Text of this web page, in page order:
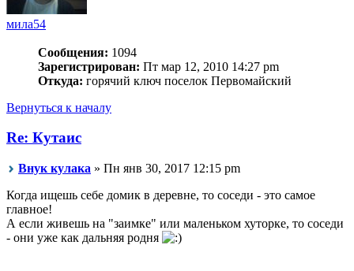
мила54
Сообщения: 1094
Зарегистрирован: Пт мар 12, 2010 14:27 pm
Откуда: горячий ключ поселок Первомайский
Вернуться к началу
Re: Кутаис
Внук кулака » Пн янв 30, 2017 12:15 pm
Когда ищешь себе домик в деревне, то соседи - это самое
главное!
А если живешь на "заимке" или маленьком хуторке, то соседи
- они уже как дальняя родня